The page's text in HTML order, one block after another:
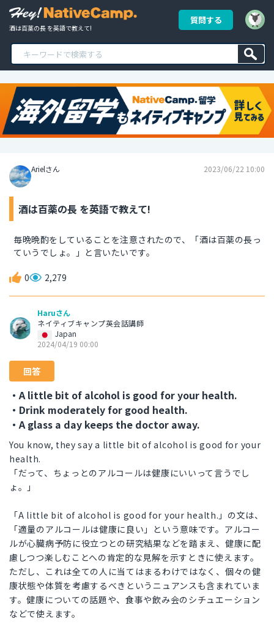
酒は百薬の長 を英語で教えて!
質問する
Arielさん 2023/06/22 10:00
酒は百薬の長 を英語で教えて!
毎晩晩酌をしていることを注意されたので、「酒は百薬の長っ
ていうでしょ。」と言いたいです。
0 2,279
Haruさん
ネイティブキャンプ英会話講師
Japan
2024/04/19 00:00
回答
・A little bit of alcohol is good for your health.
・Drink moderately for good health.
・A glass a day keeps the doctor away.
You know, they say a little bit of alcohol is good for your
health.
「だって、ちょっとのアルコールは健康にいいって言うでし
ょ。」
「A little bit of alcohol is good for your health.」の文は、
「適量のアルコールは健康に良い」という意味です。アルコー
ルが心臓病予防に役立つとの研究結果などを踏まえ、健康に配
慮しつつ楽しむことへの肯定的な見解を示すときに使えます。
ただし、これは全ての人に当てはまるわけではなく、個々の健
康状態や体質を考慮するべきというニュアンスも含まれていま
す。健康についての話題や、食事や飲み会のシチュエーション
などで使えます。